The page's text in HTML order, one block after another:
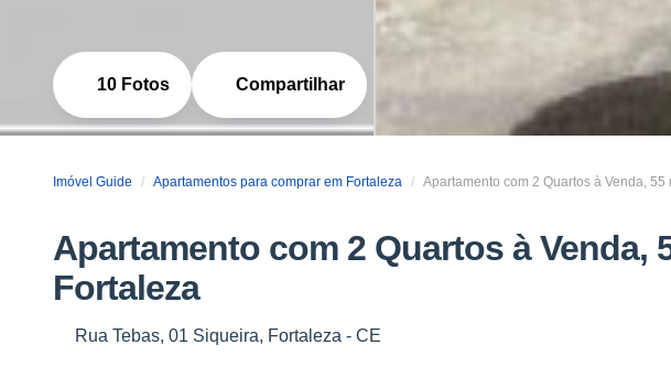
10 Fotos Compartilhar
Imóvel Guide Apartamentos para comprar em Fortaleza Apartamento com 2 Quartos à Venda, 55
Apartamento com 2 Quartos à Venda,
Fortaleza
Rua Tebas, 01 Siqueira, Fortaleza - CE